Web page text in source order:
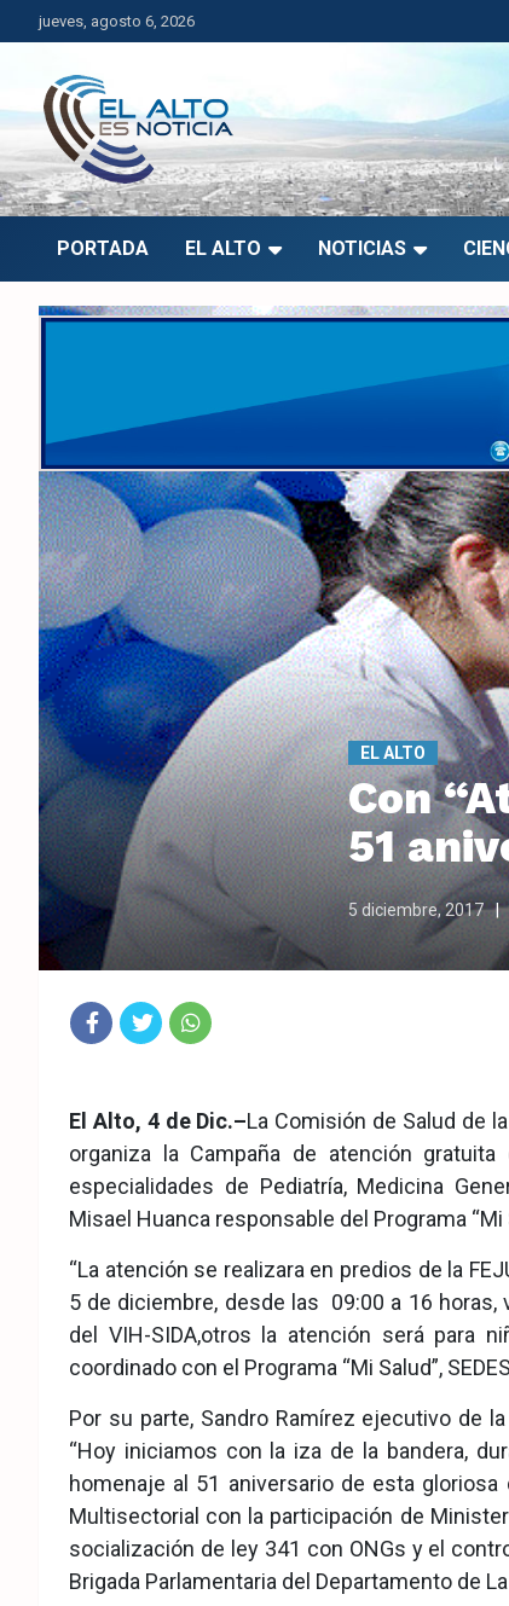
Saltar
al
contenido
jueves, agosto 6, 2026
El Alto es Noticia
Últimas noticias de El Alto, Bolivia y el mundo.
PORTADA EL ALTO NOTICIAS
EL ALTO
Con
51
5 diciembre, 2017
eb
ook
tsA
pp
El Alto, 4 de Dic.–La Comisión de Salud de
organiza la Campaña de atención
especialidades de Pediatría, Medicina
Misael Huanca responsable del Programa “Mi
“La atención se realizara en predios de la
5 de diciembre, desde las 09:00 a 16 horas,
del VIH-SIDA,otros la atención será para
coordinado con el Programa “Mi Salud”,
Por su parte, Sandro Ramírez ejecutivo de
“Hoy iniciamos con la iza de la bandera,
homenaje al 51 aniversario de esta
Multisectorial con la participación de
socialización de ley 341 con ONGs y el
Brigada Parlamentaria del Departamento de